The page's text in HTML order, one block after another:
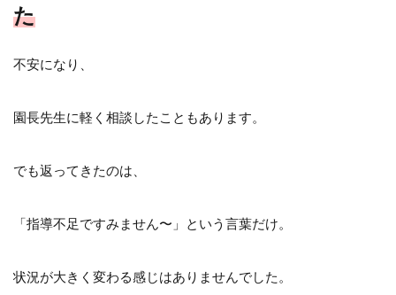
た
不安になり、
園長先生に軽く相談したこともあります。
でも返ってきたのは、
「指導不足ですみません〜」という言葉だけ。
状況が大きく変わる感じはありませんでした。